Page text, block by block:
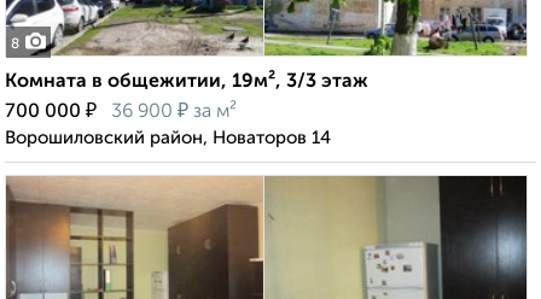
8
Комната в общежитии, 19м², 3/3 этаж
700 000 ₽ 36 900 ₽ за м²
Ворошиловский район, Новаторов 14